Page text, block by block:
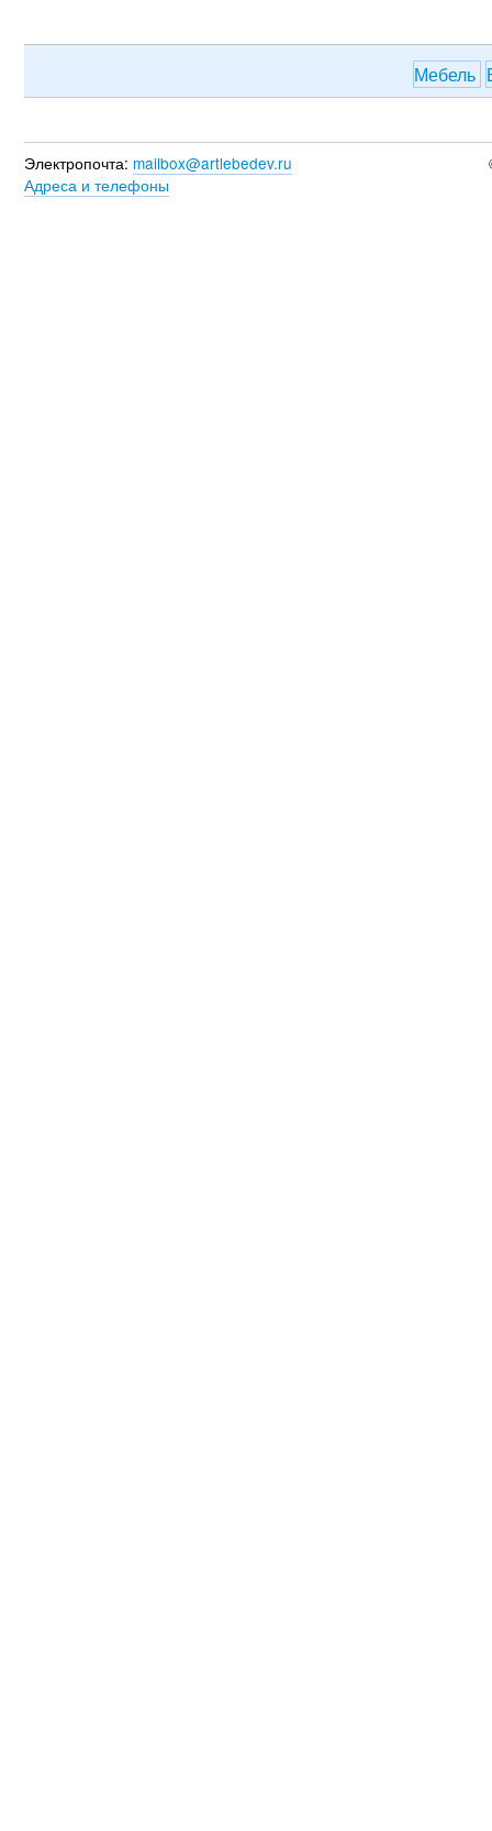
Мебель
Электропочта: mailbox@artlebedev.ru
Адреса и телефоны